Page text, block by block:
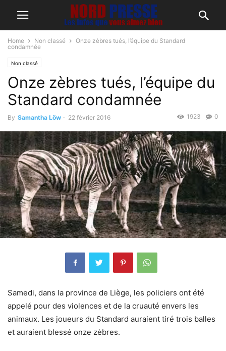
Home Non classé
Onze zèbres tués, l’équipe du Standard
condamnée
Non classé
Onze zèbres tués, l’équipe du
Standard condamnée
By Samantha Löw - 22 février 2016 0
1923
Samedi, dans la province de Liège, les policiers ont été
appelé pour des violences et de la cruauté envers les
animaux. Les joueurs du Standard auraient tiré trois balles
et auraient blessé onze zèbres.